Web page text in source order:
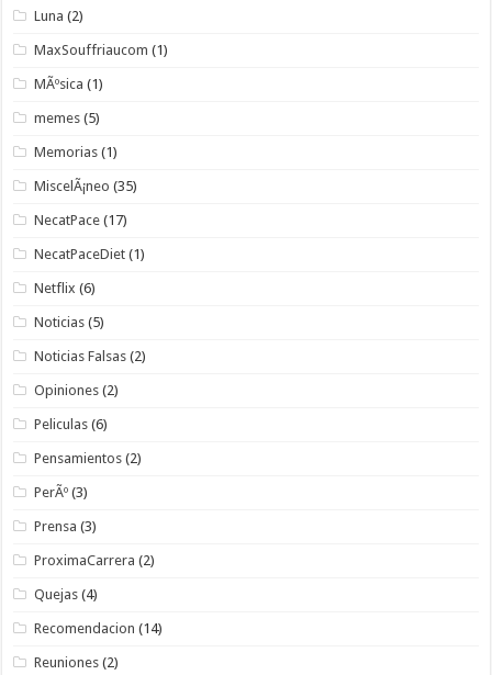
Luna (2)
MaxSouffriaucom (1)
MÃºsica (1)
memes (5)
Memorias (1)
MiscelÃ¡neo (35)
NecatPace (17)
NecatPaceDiet (1)
Netflix (6)
Noticias (5)
Noticias Falsas (2)
Opiniones (2)
Peliculas (6)
Pensamientos (2)
PerÃº (3)
Prensa (3)
ProximaCarrera (2)
Quejas (4)
Recomendacion (14)
Reuniones (2)